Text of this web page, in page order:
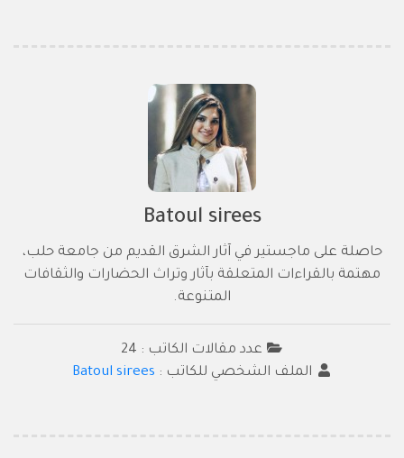
Batoul sirees
حاصلة على ماجستير في آثار الشرق القديم من جامعة حلب،
مهتمة بالقراءات المتعلقة بآثار وتراث الحضارات والثقافات
المتنوعة.
عدد مقالات الكاتب : 24
الملف الشخصي للكاتب : Batoul sirees